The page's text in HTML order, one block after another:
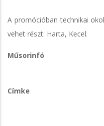
A promócióban technikai
vehet részt: Harta, Kecel.
Műsorinfó
Címke